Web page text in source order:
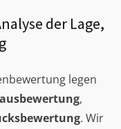
der Lage,
legen
,
. Wir